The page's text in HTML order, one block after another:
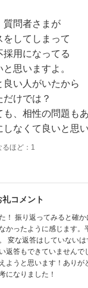
質問者さまが
をしてしまって
採用になってる
思いますよ。
い人がいたから
けでは？
、相性の問題も
なくて良いと思い
るほど： 1
コメント
！ 振り返ってみると確
かったように感じます。
変な返答はしていない
返答もできていませんで
ようと思います！ありが
になりました！